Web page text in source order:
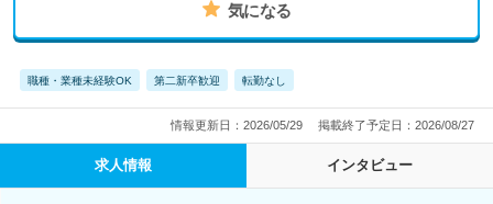
気になる
職種・業種未経験OK 第二新卒歓迎 転勤なし
情報更新日：2026/05/29 掲載終了予定日：2026/08/27
求人情報 インタビュー